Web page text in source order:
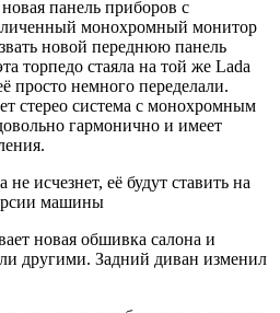
панель приборов с
монохромный монитор
новой переднюю панель
торпедо стаяла на той же Lada
просто немного переделали.
стерео система с монохромным
гармонично и имеет
исчезнет, её будут ставить на
машины
новая обшивка салона и
другими. Задний диван изменил